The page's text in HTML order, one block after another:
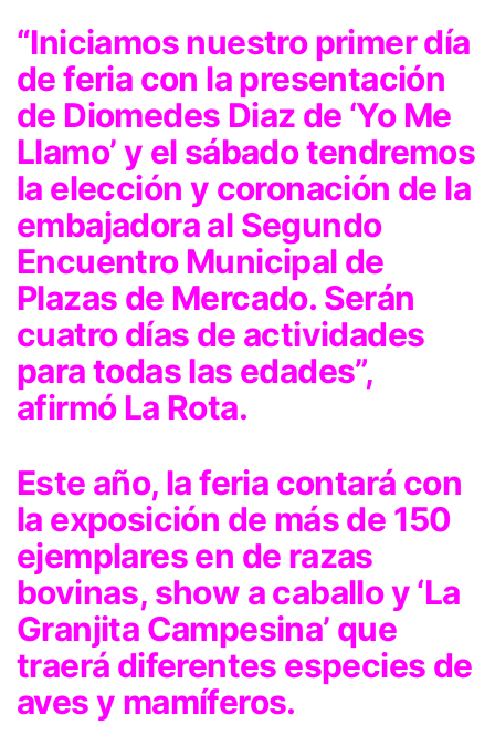
“Iniciamos nuestro primer día
de feria con la presentación
de Diomedes Diaz de ‘Yo Me
Llamo’ y el sábado tendremos
la elección y coronación de la
embajadora al Segundo
Encuentro Municipal de
Plazas de Mercado. Serán
cuatro días de actividades
para todas las edades”,
afirmó La Rota.
Este año, la feria contará con
la exposición de más de 150
ejemplares en de razas
bovinas, show a caballo y ‘La
Granjita Campesina’ que
traerá diferentes especies de
aves y mamíferos.